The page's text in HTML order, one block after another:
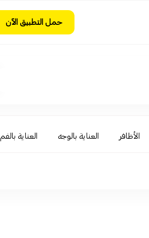
حمل التطبيق الآن
الأظافر العناية بالوجه العناية بالفم